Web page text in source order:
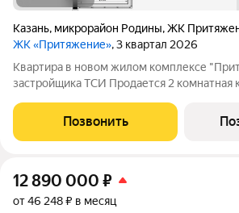
Казань, микрорайон Родины,ЖК
ЖК «Притяжение», 3 квартал 2026
Квартира в новом жилом комплексе
застройщика ТСИ Продается 2 комнатная
дома. О КОМПЛЕКСЕ ЖК «Притяжение» это комфорт и
эстетика в каждом метре. Четыре дома
Позвонить
12 890 000 ₽
от 46 248 ₽ в месяц